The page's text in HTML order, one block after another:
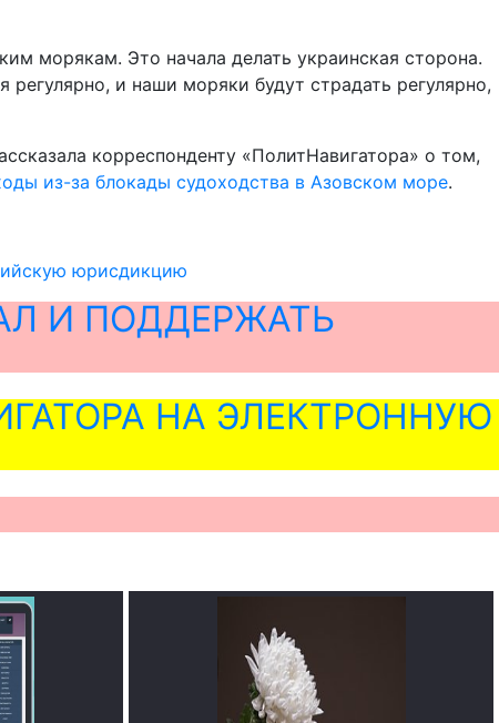
морякам. Это начала делать украинская сторона.
и наши моряки будут страдать регулярно,
корреспонденту «ПолитНавигатора» о том,
из-за блокады судоходства в Азовском море.
юрисдикцию
И ПОДДЕРЖАТЬ
НА ЭЛЕКТРОННУЮ